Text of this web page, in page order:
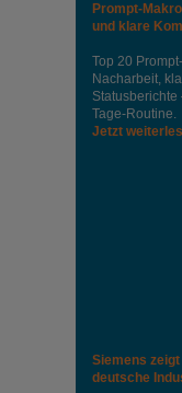
Prompt-
und klare
Top 20
Nacharbeit,
Tage-Routine.
Jetzt
Siemens
deutsche